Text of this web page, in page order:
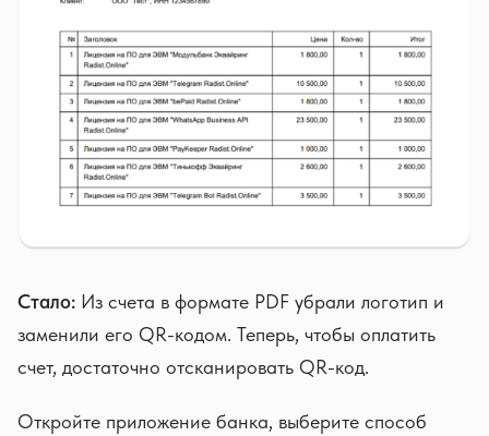
Стало: Из счета в формате PDF убрали логотип и
заменили его QR-кодом. Теперь, чтобы оплатить
счет, достаточно отсканировать QR-код.
Откройте приложение банка, выберите способ